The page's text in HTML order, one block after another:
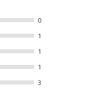
0
1
1
1
3